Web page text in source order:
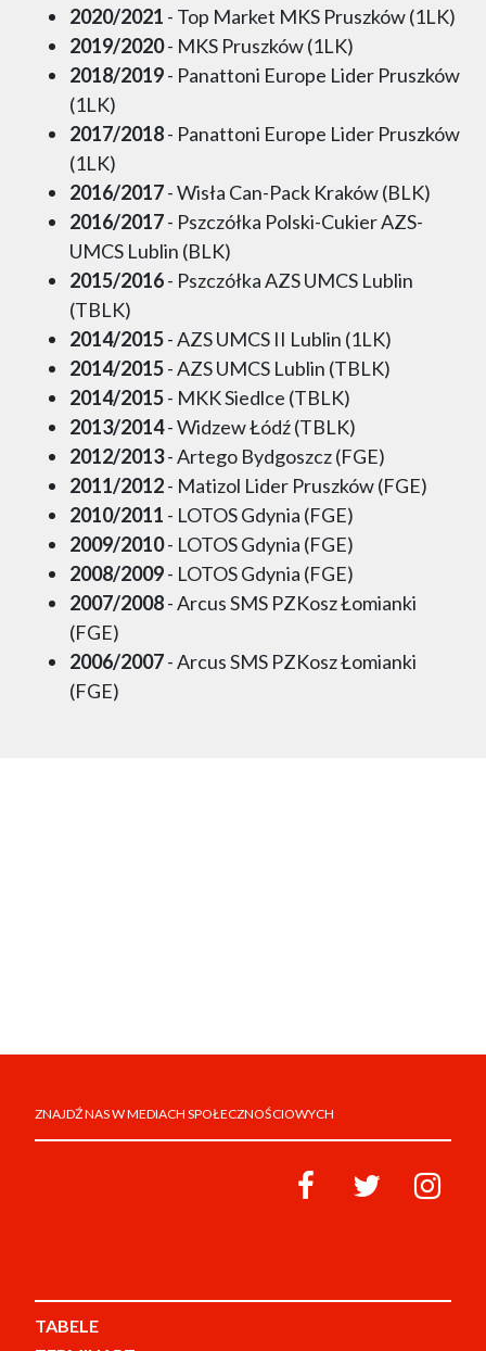
2020/2021 - Top Market MKS Pruszków (1LK)
2019/2020- MKS Pruszków (1LK)
2018/2019- Panattoni Europe Lider Pruszków
(1LK)
2017/2018- Panattoni Europe Lider Pruszków
(1LK)
2016/2017- Wisła Can-Pack Kraków (BLK)
2016/2017- Pszczółka Polski-Cukier AZS-
UMCS Lublin (BLK)
2015/2016- Pszczółka AZS UMCS Lublin
(TBLK)
2014/2015- AZS UMCS II Lublin (1LK)
2014/2015- AZS UMCS Lublin (TBLK)
2014/2015- MKK Siedlce (TBLK)
2013/2014- Widzew Łódź (TBLK)
2012/2013- Artego Bydgoszcz (FGE)
2011/2012- Matizol Lider Pruszków (FGE)
2010/2011 - LOTOS Gdynia (FGE)
2009/2010- LOTOS Gdynia (FGE)
2008/2009- LOTOS Gdynia (FGE)
2007/2008- Arcus SMS PZKosz Łomianki
(FGE)
2006/2007- Arcus SMS PZKosz Łomianki
(FGE)
ZNAJDŹ NAS W MEDIACH SPOŁECZNOŚCIOWYCH
TABELE